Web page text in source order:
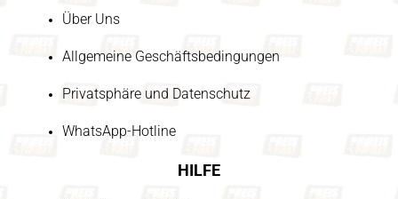
Über Uns
Allgemeine Geschäftsbedingungen
Privatsphäre und Datenschutz
WhatsApp-Hotline
HILFE